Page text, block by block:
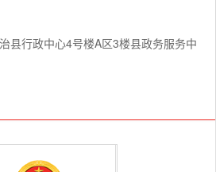
县行政中心4号楼A区3楼县政务服务中